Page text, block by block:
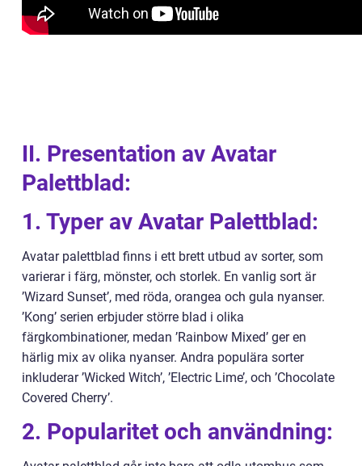
II. Presentation av Avatar
Palettblad:
1. Typer av Avatar Palettblad:
Avatar palettblad finns i ett brett utbud av sorter, som
varierar i färg, mönster, och storlek. En vanlig sort är
’Wizard Sunset’, med röda, orangea och gula nyanser.
’Kong’ serien erbjuder större blad i olika
färgkombinationer, medan ’Rainbow Mixed’ ger en
härlig mix av olika nyanser. Andra populära sorter
inkluderar ’Wicked Witch’, ’Electric Lime’, och ’Chocolate
Covered Cherry’.
2. Popularitet och användning: